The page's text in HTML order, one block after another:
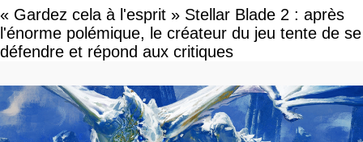
« Gardez cela à l'esprit » Stellar Blade 2 : après
l'énorme polémique, le créateur du jeu tente de se
défendre et répond aux critiques